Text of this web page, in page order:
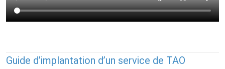
Guide d’implantation d’un service de TAO